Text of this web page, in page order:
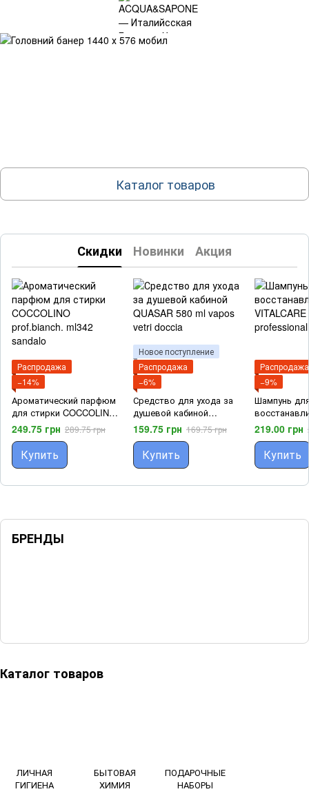
Каталог товаров
Скидки Новинки Акция
Распродажа
−14%
Ароматический парфюм
для стирки COCCOLINO
prof.bianch. ml342 sandalo
249.75 грн 289.75 грн
Купить
Новое поступление
Распродажа
−6%
Средство для ухода за
душевой кабиной
QUASAR 580 ml vapos
vetri doccia
159.75 грн 169.75 грн
Купить
Распродажа
−9%
Шампунь
VITALCARE
219.00 грн
Купить
БРЕНДЫ
Каталог товаров
ЛИЧНАЯ
ГИГИЕНА
БЫТОВАЯ
ХИМИЯ
ПОДАРОЧНЫЕ
НАБОРЫ